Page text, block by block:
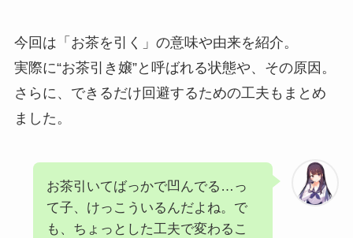
今回は「お茶を引く」の意味や由来を紹介。
実際に“お茶引き嬢”と呼ばれる状態や、その原因。
さらに、できるだけ回避するための工夫もまとめ
ました。
お茶引いてばっかで凹んでる…っ
て子、けっこういるんだよね。で
も、ちょっとした工夫で変わるこ